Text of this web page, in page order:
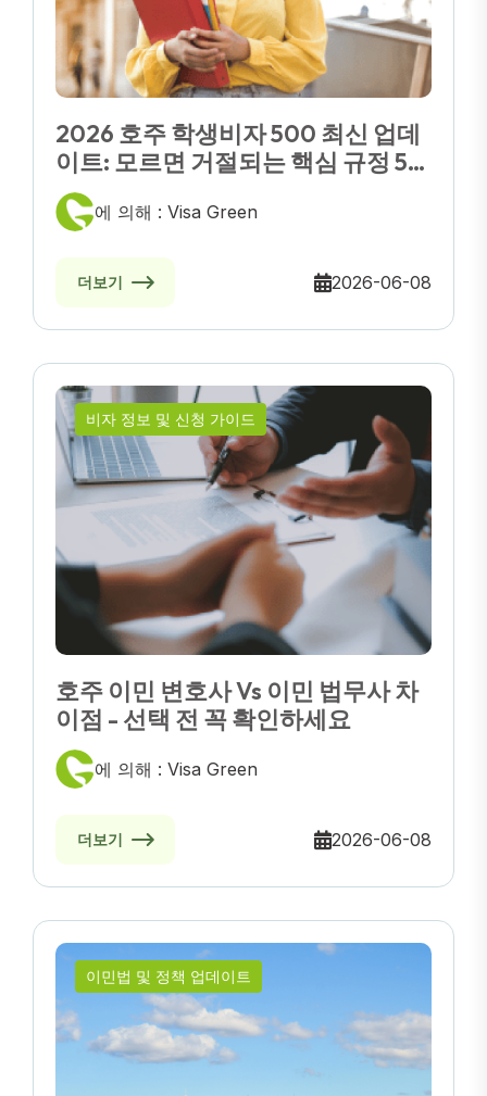
2026 호주 학생비자 500 최신 업데
이트: 모르면 거절되는 핵심 규정 5가
지
에 의해 : Visa Green
더보기 2026-06-08
비자 정보 및 신청 가이드
호주 이민 변호사 Vs 이민 법무사 차
이점 - 선택 전 꼭 확인하세요
에 의해 : Visa Green
더보기 2026-06-08
이민법 및 정책 업데이트